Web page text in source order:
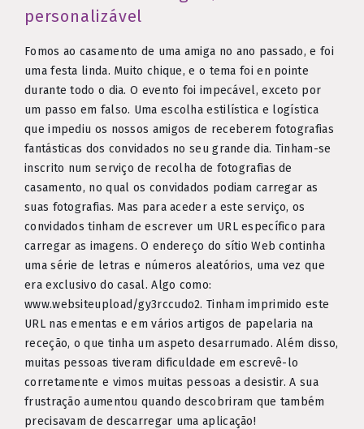
personalizável
Fomos ao casamento de uma amiga no ano passado, e foi
uma festa linda. Muito chique, e o tema foi en pointe
durante todo o dia. O evento foi impecável, exceto por
um passo em falso. Uma escolha estilística e logística
que impediu os nossos amigos de receberem fotografias
fantásticas dos convidados no seu grande dia. Tinham-se
inscrito num serviço de recolha de fotografias de
casamento, no qual os convidados podiam carregar as
suas fotografias. Mas para aceder a este serviço, os
convidados tinham de escrever um URL específico para
carregar as imagens. O endereço do sítio Web continha
uma série de letras e números aleatórios, uma vez que
era exclusivo do casal. Algo como:
www.websiteupload/gy3rccudo2. Tinham imprimido este
URL nas ementas e em vários artigos de papelaria na
receção, o que tinha um aspeto desarrumado. Além disso,
muitas pessoas tiveram dificuldade em escrevê-lo
corretamente e vimos muitas pessoas a desistir. A sua
frustração aumentou quando descobriram que também
precisavam de descarregar uma aplicação!